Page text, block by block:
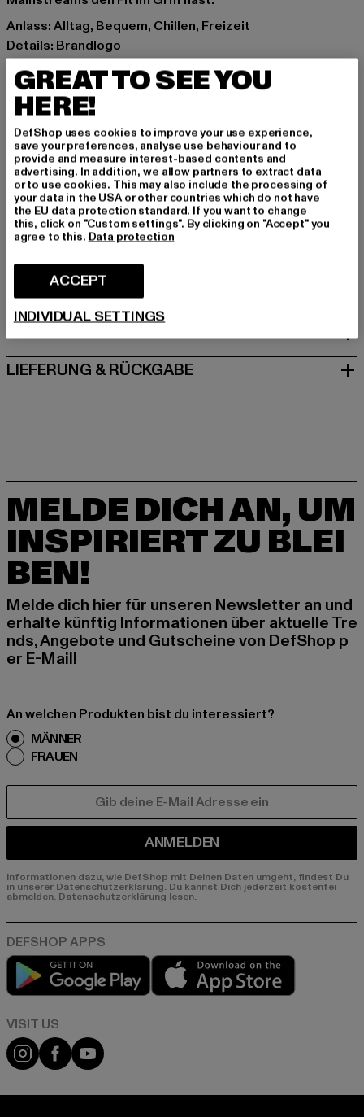
Anlass: Alltag, Bequem, Chillen, Freizeit
Details: Brandlogo
Marke: Weekend Offender
Kat.: T-Shirts
Farbe: grau
Hersteller Farbe: smokey
Materialzusammensetzung: 100% Baumwolle
Art.Nr: PT1B24-21179
Hersteller: Chusaja GmbH |office@chusaja.com
Tegernseer Landstraße 185a | 81539 München | DE
GRÖSSE & PASSFORM
PFLEGEHINWEISE
LIEFERUNG & RÜCKGABE
MELDE DICH AN, UM
INSPIRIERT ZU BLEI
BEN!
Melde dich hier für unseren Newsletter an und
erhalte künftig Informationen über aktuelle Tre
nds, Angebote und Gutscheine von DefShop p
er E-Mail!
An welchen Produkten bist du interessiert?
MÄNNER
FRAUEN
ANMELDEN
Informationen dazu, wie DefShop mit Deinen Daten umgeht, findest Du
in unserer Datenschutzerklärung. Du kannst Dich jederzeit kostenfei
abmelden. Datenschutzerklärung lesen.
Play market
Visit our Instagram page:
Visit our Facebook page:
Visit our YouTube channel:
GREAT TO SEE YOU
HERE!
DefShop uses cookies to improve your use experience,
save your preferences, analyse use behaviour and to
provide and measure interest-based contents and
advertising. In addition, we allow partners to extract data
or to use cookies. This may also include the processing of
your data in the USA or other countries which do not have
the EU data protection standard. If you want to change
this, click on "Custom settings". By clicking on "Accept" you
agree to this. Data protection
ACCEPT
INDIVIDUAL SETTINGS